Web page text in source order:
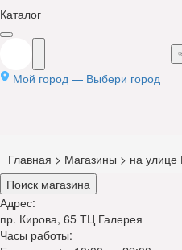
Каталог
Мой город — Выбери город
Главная > Магазины > на улице
Поиск магазина
Адрес:
пр. Кирова, 65 ТЦ Галерея
Часы работы: